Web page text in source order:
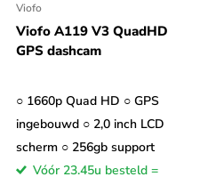
Viofo
Viofo A119 V3 QuadHD
GPS dashcam
○ 1660p Quad HD ○ GPS
ingebouwd ○ 2,0 inch LCD
scherm ○ 256gb support
Vóór 23.45u besteld =